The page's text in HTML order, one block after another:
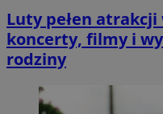
Luty pełen atrakcji
koncerty, filmy i
rodziny